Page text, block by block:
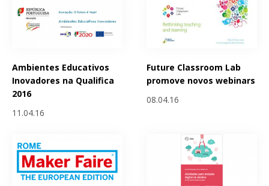
Ambientes Educativos
Inovadores na Qualifica
2016
11.04.16
Future Classroom Lab
promove novos webinars
08.04.16
Páginas